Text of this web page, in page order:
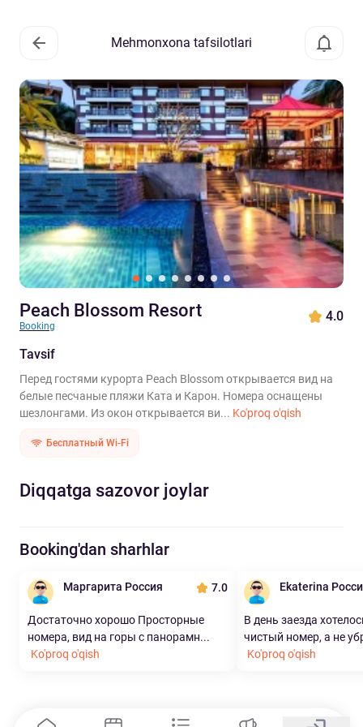
Mehmonxona tafsilotlari
Peach Blossom Resort
Booking
4.0
Tavsif
Перед гостями курорта Peach Blossom открывается вид на
белые песчаные пляжи Ката и Карон. Номера оснащены
шезлонгами. Из окон открывается ви... Ko'proq o'qish
Бесплатный Wi-Fi
Diqqatga sazovor joylar
Booking'dan sharhlar
Маргарита Россия 7.0
Достаточно хорошо Просторные
номера, вид на горы с панорамн...
Ko'proq o'qish
Ekaterina
В день заезда
чистый номер, а не
Ko'proq o'qish